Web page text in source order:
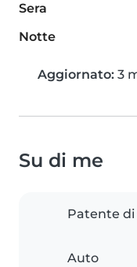
Sera
Notte
Aggiornato: 3
Su di me
Patente
Auto